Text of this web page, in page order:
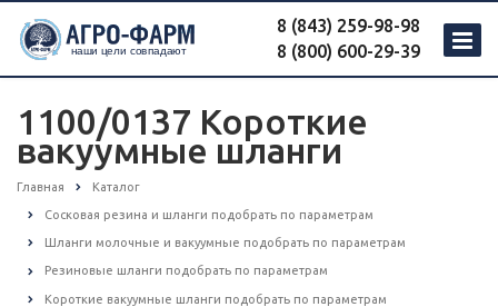
8 (843) 259-98-98
8 (800) 600-29-39
1100/0137 Короткие
вакуумные шланги
Главная Каталог
Сосковая резина и шланги подобрать по параметрам
Шланги молочные и вакуумные подобрать по параметрам
Резиновые шланги подобрать по параметрам
Короткие вакуумные шланги подобрать по параметрам